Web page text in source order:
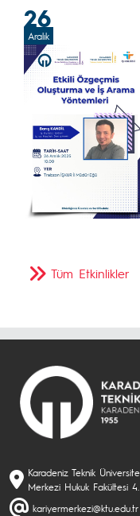
26
Aralık
Tüm Etkinlikler
Karadeniz Teknik
Merkezi Hukuk Fakültesi
kariyermerkezi@ktu.edu.tr